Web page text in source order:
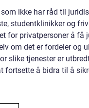
ikke har råd til
studentklinikker og
for privatpersoner å få
om det er fordeler og
slike tjenester er
fortsette å bidra til å